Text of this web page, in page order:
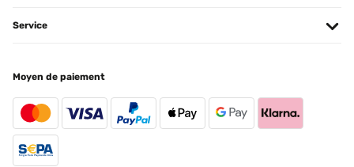
Service
Moyen de paiement